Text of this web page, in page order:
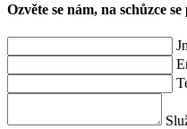
Ozvěte se nám, na schůzce